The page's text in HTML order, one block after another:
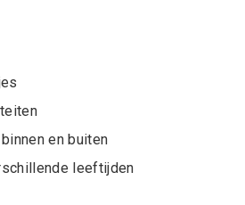
en buiten
leeftijden